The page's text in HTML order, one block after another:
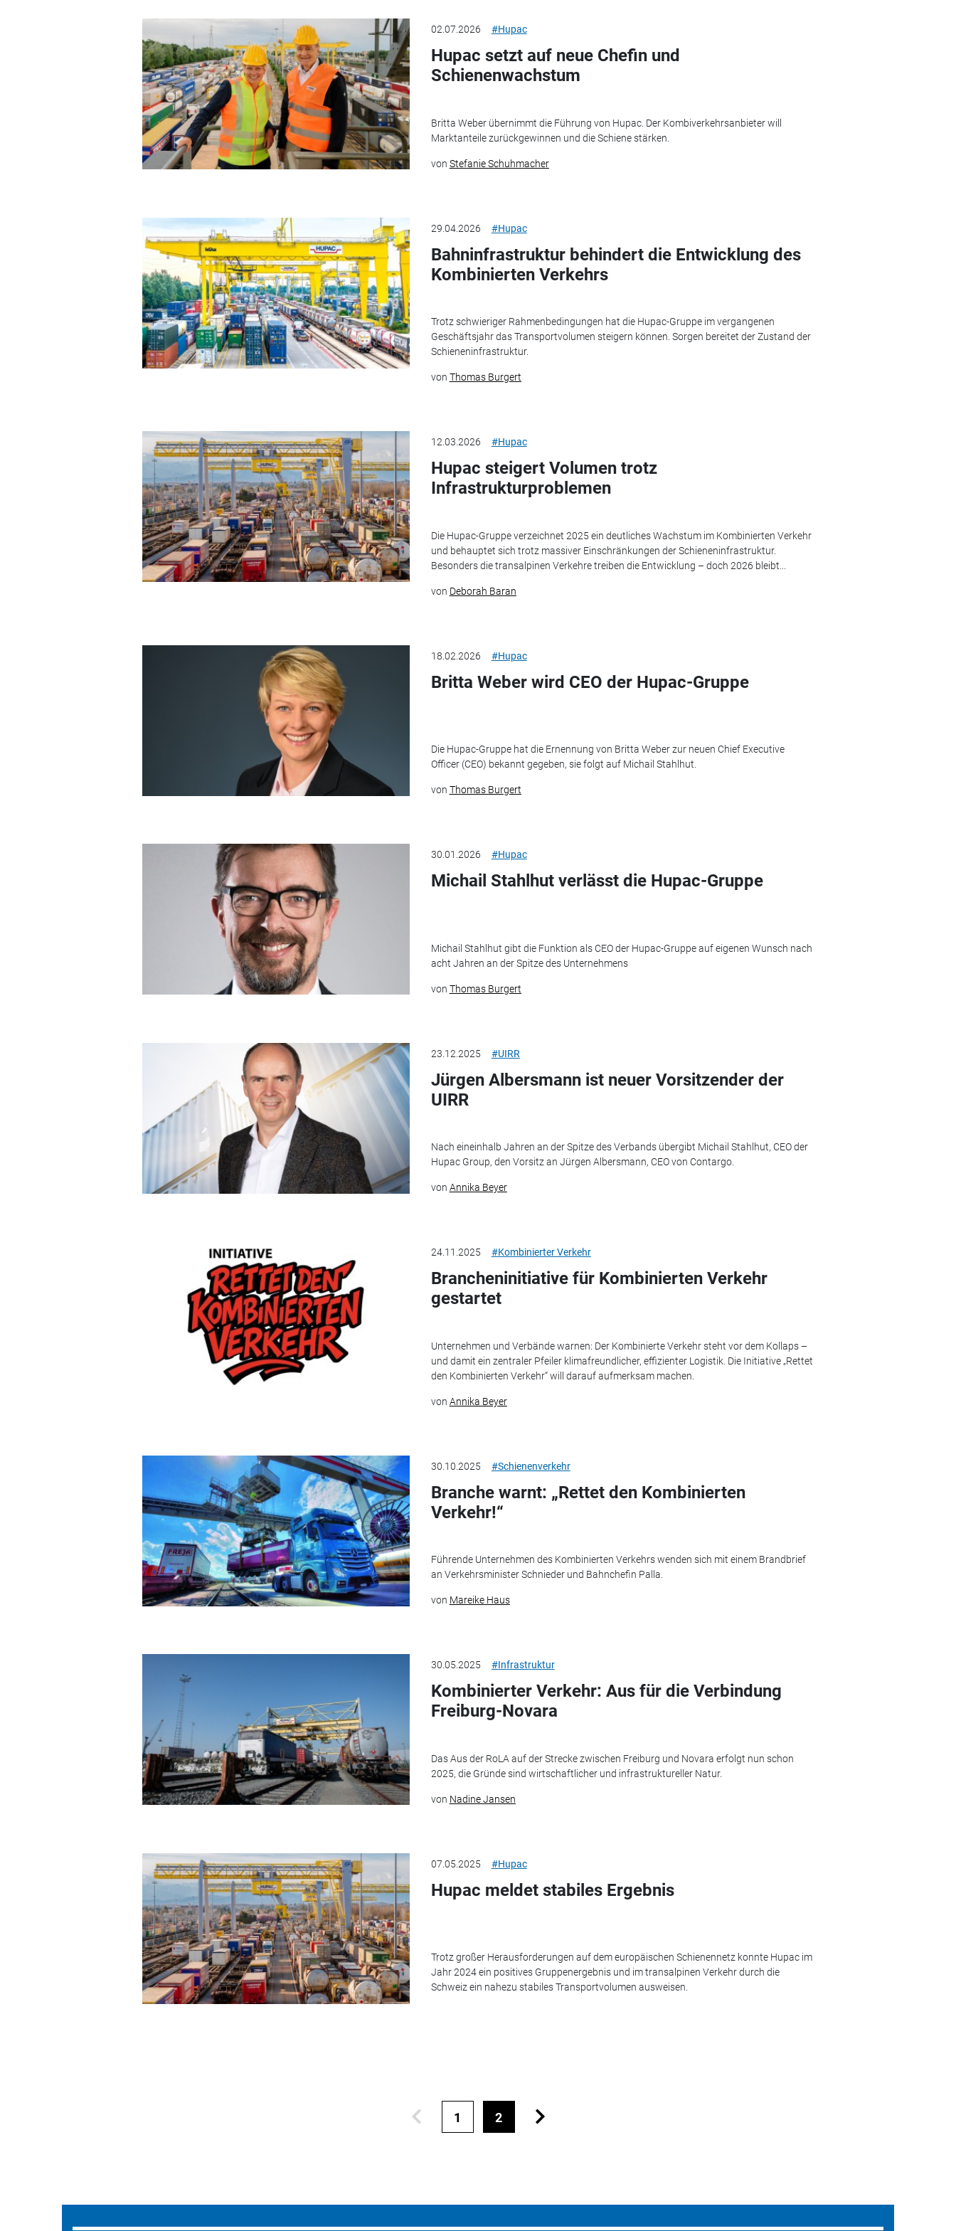
02.07.2026 #Hupac
Hupac setzt auf neue Chefin und
Schienenwachstum
Britta Weber übernimmt die Führung von Hupac. Der Kombiverkehrsanbieter will
Marktanteile zurückgewinnen und die Schiene stärken.
von Stefanie Schuhmacher
29.04.2026 #Hupac
Bahninfrastruktur behindert die Entwicklung des
Kombinierten Verkehrs
Trotz schwieriger Rahmenbedingungen hat die Hupac-Gruppe im vergangenen
Geschäftsjahr das Transportvolumen steigern können. Sorgen bereitet der Zustand der
Schieneninfrastruktur.
von Thomas Burgert
12.03.2026 #Hupac
Hupac steigert Volumen trotz
Infrastrukturproblemen
Die Hupac-Gruppe verzeichnet 2025 ein deutliches Wachstum im Kombinierten Verkehr
und behauptet sich trotz massiver Einschränkungen der Schieneninfrastruktur.
Besonders die transalpinen Verkehre treiben die Entwicklung – doch 2026 bleibt...
von Deborah Baran
18.02.2026 #Hupac
Britta Weber wird CEO der Hupac-Gruppe
Die Hupac-Gruppe hat die Ernennung von Britta Weber zur neuen Chief Executive
Officer (CEO) bekannt gegeben, sie folgt auf Michail Stahlhut.
von Thomas Burgert
30.01.2026 #Hupac
Michail Stahlhut verlässt die Hupac-Gruppe
Michail Stahlhut gibt die Funktion als CEO der Hupac-Gruppe auf eigenen Wunsch nach
acht Jahren an der Spitze des Unternehmens
von Thomas Burgert
23.12.2025 #UIRR
Jürgen Albersmann ist neuer Vorsitzender der
UIRR
Nach eineinhalb Jahren an der Spitze des Verbands übergibt Michail Stahlhut, CEO der
Hupac Group, den Vorsitz an Jürgen Albersmann, CEO von Contargo.
von Annika Beyer
24.11.2025 #Kombinierter Verkehr
Brancheninitiative für Kombinierten Verkehr
gestartet
Unternehmen und Verbände warnen: Der Kombinierte Verkehr steht vor dem Kollaps –
und damit ein zentraler Pfeiler klimafreundlicher, effizienter Logistik. Die Initiative „Rettet
den Kombinierten Verkehr“ will darauf aufmerksam machen.
von Annika Beyer
30.10.2025 #Schienenverkehr
Branche warnt: „Rettet den Kombinierten
Verkehr!“
Führende Unternehmen des Kombinierten Verkehrs wenden sich mit einem Brandbrief
an Verkehrsminister Schnieder und Bahnchefin Palla.
von Mareike Haus
30.05.2025 #Infrastruktur
Kombinierter Verkehr: Aus für die Verbindung
Freiburg-Novara
Das Aus der RoLA auf der Strecke zwischen Freiburg und Novara erfolgt nun schon
2025, die Gründe sind wirtschaftlicher und infrastruktureller Natur.
von Nadine Jansen
07.05.2025 #Hupac
Hupac meldet stabiles Ergebnis
Trotz großer Herausforderungen auf dem europäischen Schienennetz konnte Hupac im
Jahr 2024 ein positives Gruppenergebnis und im transalpinen Verkehr durch die
Schweiz ein nahezu stabiles Transportvolumen ausweisen.
1 2